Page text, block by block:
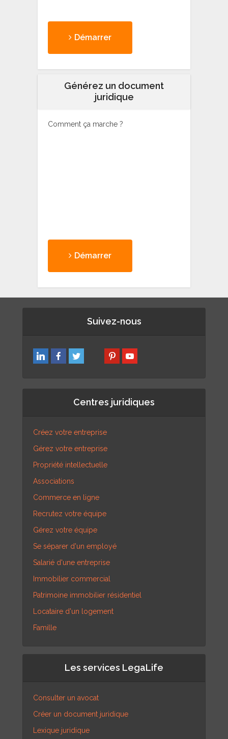
Démarrer
Générez un document
juridique
Comment ça marche ?
Démarrer
Suivez-nous
Centres juridiques
Créez votre entreprise
Gérez votre entreprise
Propriété intellectuelle
Associations
Commerce en ligne
Recrutez votre équipe
Gérez votre équipe
Se séparer d'un employé
Salarié d'une entreprise
Immobilier commercial
Patrimoine immobilier résidentiel
Locataire d'un logement
Famille
Les services LegaLife
Consulter un avocat
Créer un document juridique
Lexique juridique